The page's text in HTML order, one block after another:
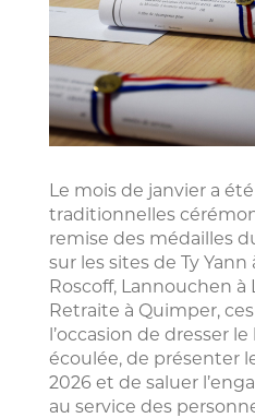
Le mois de janvier a
traditionnelles
remise des médailles
sur les sites de Ty Yann
Roscoff, Lannouchen à
Retraite à Quimper,
l’occasion de dresser
écoulée, de présenter
2026 et de saluer
au service des